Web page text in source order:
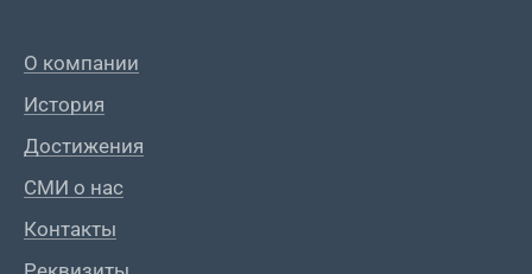
О компании
История
Достижения
СМИ о нас
Контакты